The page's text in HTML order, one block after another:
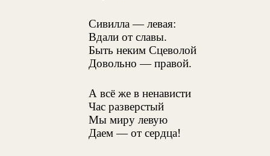
Сивилла — левая:
Вдали от славы.
Быть неким Сцеволой
Довольно — правой.
А всё же в ненависти
Час разверстый
Мы миру левую
Даем — от сердца!